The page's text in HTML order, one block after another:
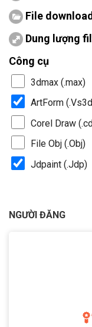
File
Dung lượng
Công cụ
3dmax (.max)
ArtForm
Corel Draw
File Obj (.Obj)
Jdpaint (.Jdp)
NGƯỜI ĐĂNG